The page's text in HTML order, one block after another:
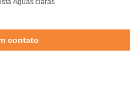
contato